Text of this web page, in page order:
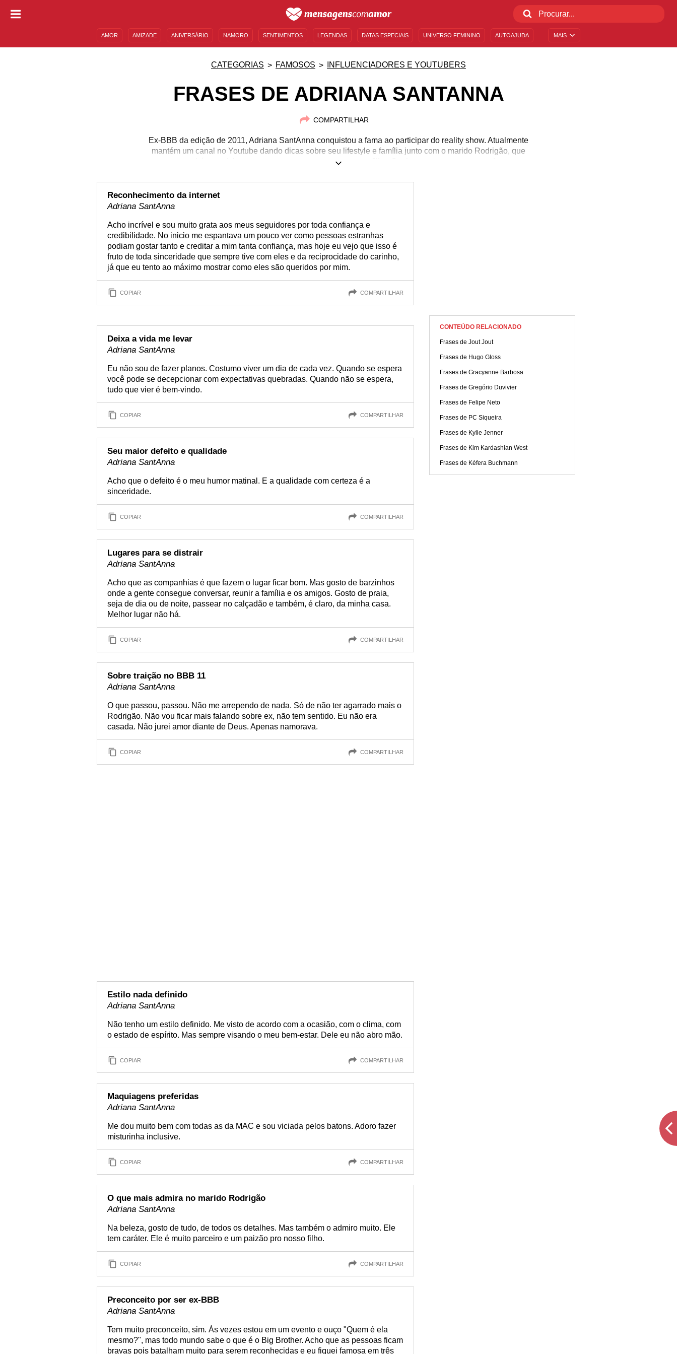
MAIS
AMOR AMIZADE ANIVERSÁRIO NAMORO SENTIMENTOS LEGENDAS DATAS ESPECIAIS UNIVERSO FEMININO AUTOAJUDA
CATEGORIAS FAMOSOS INFLUENCIADORES E YOUTUBERS
FRASES DE ADRIANA SANTANNA
COMPARTILHAR
Ex-BBB da edição de 2011, Adriana SantAnna conquistou a fama ao participar do reality show. Atualmente
mantém um canal no Youtube dando dicas sobre seu lifestyle e família junto com o marido Rodrigão, que
também participou no programa e com quem tem um filho. Conheça seus pensamentos!
Reconhecimento da internet
Adriana SantAnna
Acho incrível e sou muito grata aos meus seguidores por toda confiança e
credibilidade. No inicio me espantava um pouco ver como pessoas estranhas
podiam gostar tanto e creditar a mim tanta confiança, mas hoje eu vejo que isso é
fruto de toda sinceridade que sempre tive com eles e da reciprocidade do carinho,
já que eu tento ao máximo mostrar como eles são queridos por mim.
COPIAR COMPARTILHAR
Deixa a vida me levar
Adriana SantAnna
Eu não sou de fazer planos. Costumo viver um dia de cada vez. Quando se espera
você pode se decepcionar com expectativas quebradas. Quando não se espera,
tudo que vier é bem-vindo.
COPIAR COMPARTILHAR
Seu maior defeito e qualidade
Adriana SantAnna
Acho que o defeito é o meu humor matinal. E a qualidade com certeza é a
sinceridade.
COPIAR COMPARTILHAR
Lugares para se distrair
Adriana SantAnna
Acho que as companhias é que fazem o lugar ficar bom. Mas gosto de barzinhos
onde a gente consegue conversar, reunir a família e os amigos. Gosto de praia,
seja de dia ou de noite, passear no calçadão e também, é claro, da minha casa.
Melhor lugar não há.
COPIAR COMPARTILHAR
Sobre traição no BBB 11
Adriana SantAnna
O que passou, passou. Não me arrependo de nada. Só de não ter agarrado mais o
Rodrigão. Não vou ficar mais falando sobre ex, não tem sentido. Eu não era
casada. Não jurei amor diante de Deus. Apenas namorava.
COPIAR COMPARTILHAR
Estilo nada definido
Adriana SantAnna
Não tenho um estilo definido. Me visto de acordo com a ocasião, com o clima, com
o estado de espírito. Mas sempre visando o meu bem-estar. Dele eu não abro mão.
COPIAR COMPARTILHAR
Maquiagens preferidas
Adriana SantAnna
Me dou muito bem com todas as da MAC e sou viciada pelos batons. Adoro fazer
misturinha inclusive.
COPIAR COMPARTILHAR
O que mais admira no marido Rodrigão
Adriana SantAnna
Na beleza, gosto de tudo, de todos os detalhes. Mas também o admiro muito. Ele
tem caráter. Ele é muito parceiro e um paizão pro nosso filho.
COPIAR COMPARTILHAR
Preconceito por ser ex-BBB
Adriana SantAnna
Tem muito preconceito, sim. Às vezes estou em um evento e ouço "Quem é ela
mesmo?", mas todo mundo sabe o que é o Big Brother. Acho que as pessoas ficam
bravas pois batalham muito para serem reconhecidas e eu fiquei famosa em três
CONTEÚDO RELACIONADO
Frases de Jout Jout
Frases de Hugo Gloss
Frases de Gracyanne Barbosa
Frases de Gregório Duvivier
Frases de Felipe Neto
Frases de PC Siqueira
Frases de Kylie Jenner
Frases de Kim Kardashian West
Frases de Kéfera Buchmann